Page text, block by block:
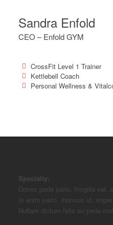
Sandra Enfold
CEO – Enfold GYM
CrossFit Level 1 Trainer
Kettlebell Coach
Personal Wellness &
Specialty:
Donec pede justo, fringilla vel,
In enim justo, rhoncus ut,
Nullam dictum felis eu pede